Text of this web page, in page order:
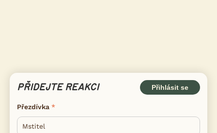
PŘIDEJTE REAKCI Přihlásit se
Přezdívka